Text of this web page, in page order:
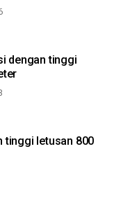
dengan tinggi
tinggi letusan 800